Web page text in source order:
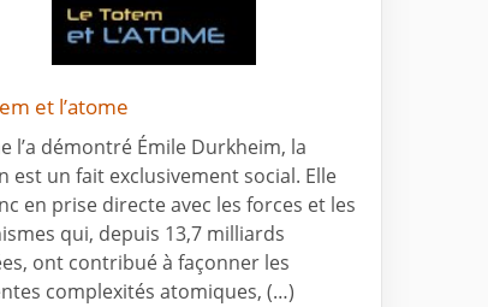
et l’atome
l’a démontré Émile Durkheim, la
est un fait exclusivement social. Elle
en prise directe avec les forces et les
qui, depuis 13,7 milliards
ont contribué à façonner les
complexités atomiques, (…)